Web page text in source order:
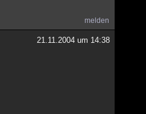
melden
21.11.2004 um 14:38